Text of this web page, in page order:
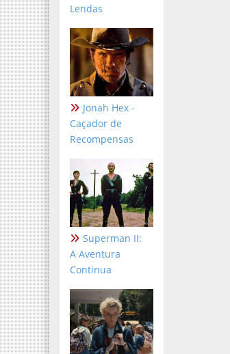
Lendas
Jonah Hex -
Caçador de
Recompensas
Superman II:
A Aventura
Continua